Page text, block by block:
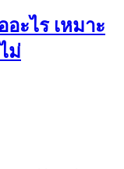
ะไร เหมาะ
ม่